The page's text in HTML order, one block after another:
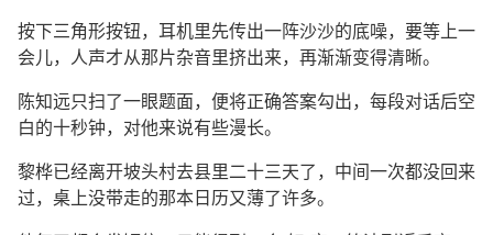
按下三角形按钮，耳机里先传出一阵沙沙的底噪，要等上一
会儿，人声才从那片杂音里挤出来，再渐渐变得清晰。
陈知远只扫了一眼题面，便将正确答案勾出，每段对话后空
白的十秒钟，对他来说有些漫长。
黎桦已经离开坡头村去县里二十三天了，中间一次都没回来
过，桌上没带走的那本日历又薄了许多。